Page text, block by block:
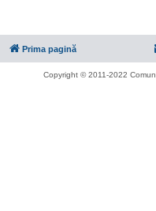
Prima pagină
Copyright © 2011-2022